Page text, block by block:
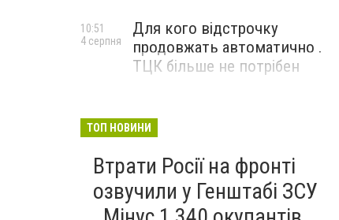
Для кого відстрочку
продовжать автоматично .
ТЦК більше не потрібен
10:51
4 серпня
ТОП НОВИНИ
Втрати Росії на фронті
озвучили у Генштабі ЗСУ